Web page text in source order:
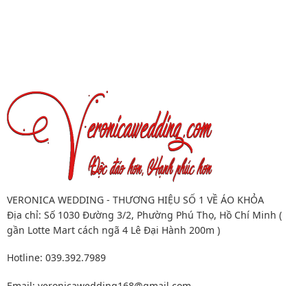
VERONICA WEDDING - THƯƠNG HIỆU SỐ 1 VỀ ÁO KHỎA
Địa chỉ: Số 1030 Đường 3/2, Phường Phú Thọ, Hồ Chí Minh (
gần Lotte Mart cách ngã 4 Lê Đại Hành 200m )
Hotline: 039.392.7989